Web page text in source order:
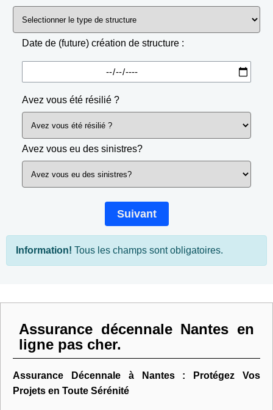
Date de (future) création de structure :
Avez vous été résilié ?
Avez vous eu des sinistres?
Suivant
Information! Tous les champs sont obligatoires.
Assurance décennale Nantes en
ligne pas cher.
Assurance Décennale à Nantes : Protégez Vos
Projets en Toute Sérénité